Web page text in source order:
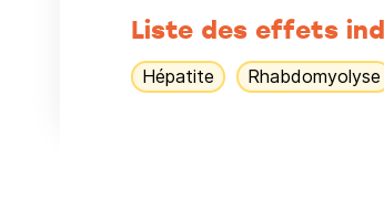
Liste des effets
Hépatite Rhabdomyolyse